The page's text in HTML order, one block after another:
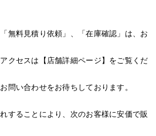
無料見積り依頼」、「在庫確認」は、お
クセスは【店舗詳細ページ】をご覧くだ
問い合わせをお待ちしております。
することにより、次のお客様に安価で販